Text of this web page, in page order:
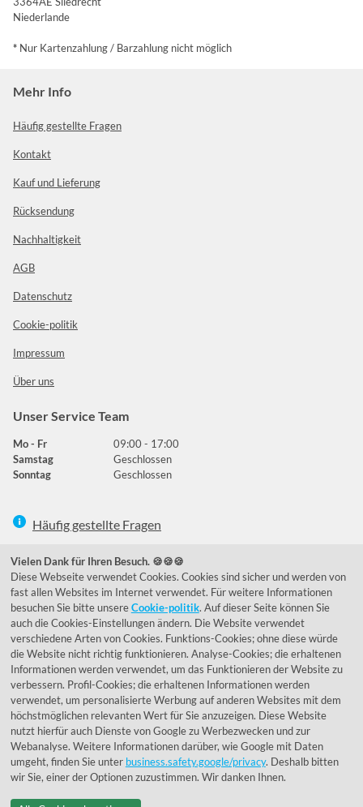
Niederlande
* Nur Kartenzahlung / Barzahlung nicht möglich
Mehr Info
Häufig gestellte Fragen
Kontakt
Kauf und Lieferung
Rücksendung
Nachhaltigkeit
AGB
Datenschutz
Cookie-politik
Impressum
Über uns
Unser Service Team
Mo - Fr
09:00 - 17:00
Samstag
Geschlossen
Sonntag
Geschlossen
Häufig gestellte Fragen
039292 - 678215
de@lumidora.com
FacebookInstagram
Kundenmeinungen
Exzellent - eKomi.de
Vielen Dank für Ihren Besuch. 🍪🍪🍪
Diese Webseite verwendet Cookies. Cookies sind sicher und werden von
fast allen Websites im Internet verwendet. Für weitere Informationen
besuchen Sie bitte unsereCookie-politik. Auf dieser Seite können Sie
auch die Cookies-Einstellungen ändern. Die Website verwendet
verschiedene Arten von Cookies. Funktions-Cookies; ohne diese würde
die Website nicht richtig funktionieren. Analyse-Cookies; die erhaltenen
Informationen werden verwendet, um das Funktionieren der Website zu
verbessern. Profil-Cookies; die erhaltenen Informationen werden
verwendet, um personalisierte Werbung auf anderen Websites mit dem
höchstmöglichen relevanten Wert für Sie anzuzeigen. Diese Website
nutzt hierfür auch Dienste von Google zu Werbezwecken und zur
Webanalyse. Weitere Informationen darüber, wie Google mit Daten
umgeht, finden Sie unter business.safety.google/privacy. Deshalb bitten
wir Sie, einer der Optionen zuzustimmen. Wir danken Ihnen.